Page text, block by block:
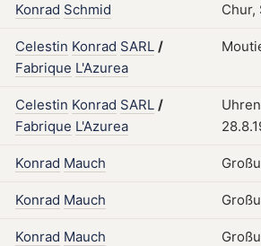
Konrad Schmid Chur,
Celestin Konrad SARL /
Fabrique L'Azurea
Celestin Konrad SARL /
Fabrique L'Azurea
Konrad Mauch
Konrad Mauch
Konrad Mauch